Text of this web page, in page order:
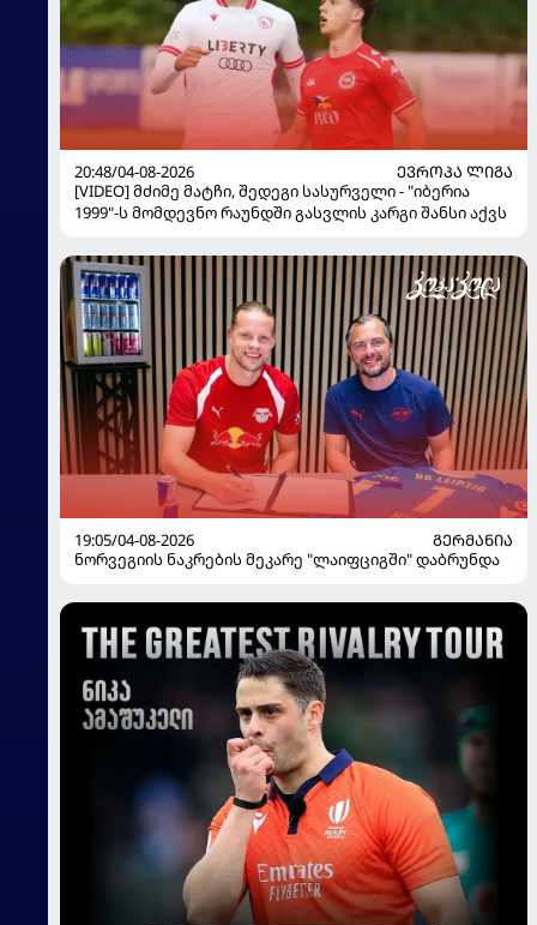
20:48/04-08-2026
ᲔᲕᲠᲝᲞᲐ ᲚᲘᲒᲐ
[VIDEO] მძიმე მატჩი, შედეგი სასურველი - "იბერია
1999"-ს მომდევნო რაუნდში გასვლის კარგი შანსი აქვს
19:05/04-08-2026
ᲒᲔᲠᲛᲐᲜᲘᲐ
ნორვეგიის ნაკრების მეკარე "ლაიფციგში" დაბრუნდა